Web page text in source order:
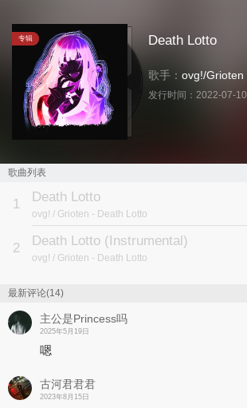
专辑 Death Lotto
歌手： ovg!/Grioten
发行时间： 2022-07-10
歌曲列表
1 Death Lotto
ovg! / Grioten - Death Lotto
2 Death Lotto (Instrumental)
ovg! / Grioten - Death Lotto
最新评论(14)
主公是Princess吗
2025年5月19日
嗯
古河君君君
2023年8月15日